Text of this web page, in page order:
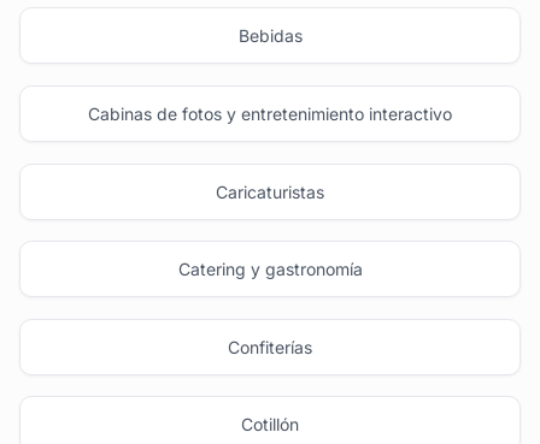
Bebidas
Cabinas de fotos y entretenimiento interactivo
Caricaturistas
Catering y gastronomía
Confiterías
Cotillón